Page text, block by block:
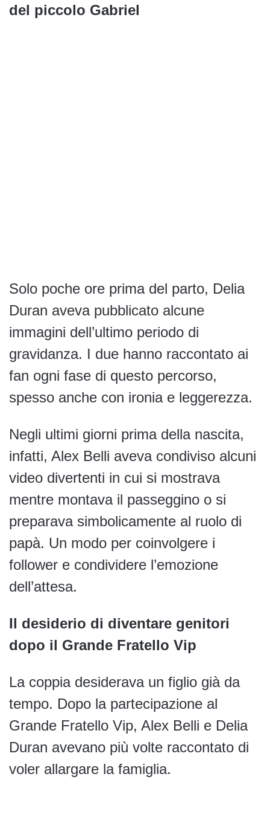
del piccolo Gabriel
Solo poche ore prima del parto, Delia
Duran aveva pubblicato alcune
immagini dell’ultimo periodo di
gravidanza. I due hanno raccontato ai
fan ogni fase di questo percorso,
spesso anche con ironia e leggerezza.
Negli ultimi giorni prima della nascita,
infatti, Alex Belli aveva condiviso alcuni
video divertenti in cui si mostrava
mentre montava il passeggino o si
preparava simbolicamente al ruolo di
papà. Un modo per coinvolgere i
follower e condividere l’emozione
dell’attesa.
Il desiderio di diventare genitori
dopo il Grande Fratello Vip
La coppia desiderava un figlio già da
tempo. Dopo la partecipazione al
Grande Fratello Vip, Alex Belli e Delia
Duran avevano più volte raccontato di
voler allargare la famiglia.